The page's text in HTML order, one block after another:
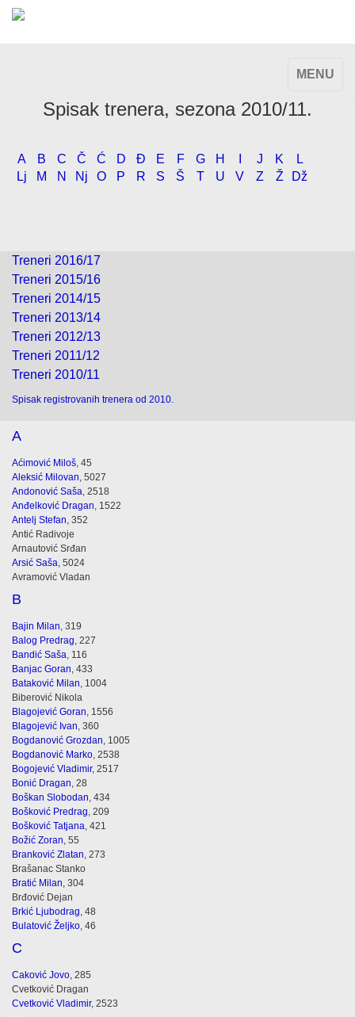
TOGGLE
MENU
Spisak trenera, sezona 2010/11.
A B C Č Ć D Đ E F G H J K
L
Lj
M N Nj O P R S Š T U V Z Ž Dž
Treneri 2016/17
Treneri 2015/16
Treneri 2014/15
Treneri 2013/14
Treneri 2012/13
Treneri 2011/12
Treneri 2010/11
Spisak registrovanih trenera od 2010.
A
Aćimović Miloš, 45
Aleksić Milovan, 5027
Andonović Saša, 2518
Anđelković Dragan, 1522
Antelj Stefan, 352
Antić Radivoje
Arnautović Srđan
Arsić Saša, 5024
Avramović Vladan
B
Bajin Milan, 319
Balog Predrag, 227
Bandić Saša, 116
Banjac Goran, 433
Bataković Milan, 1004
Biberović Nikola
Blagojević Goran, 1556
Blagojević Ivan, 360
Bogdanović Grozdan, 1005
Bogdanović Marko, 2538
Bogojević Vladimir, 2517
Bonić Dragan, 28
Boškan Slobodan, 434
Bošković Predrag, 209
Bošković Tatjana, 421
Božić Zoran, 55
Branković Zlatan, 273
Brašanac Stanko
Bratić Milan, 304
Brđović Dejan
Brkić Ljubodrag, 48
Bulatović Željko, 46
C
Caković Jovo, 285
Cvetković Dragan
Cvetković Vladimir, 2523